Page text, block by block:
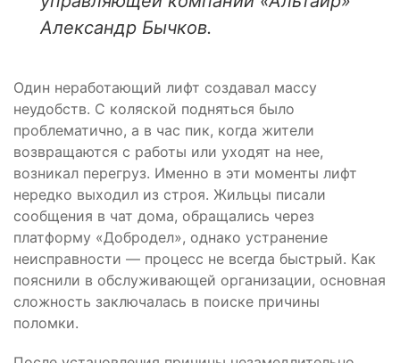
Александр Бычков.
Один неработающий лифт создавал массу
неудобств. С коляской подняться было
проблематично, а в час пик, когда жители
возвращаются с работы или уходят на нее,
возникал перегруз. Именно в эти моменты лифт
нередко выходил из строя. Жильцы писали
сообщения в чат дома, обращались через
платформу «Добродел», однако устранение
неисправности — процесс не всегда быстрый. Как
пояснили в обслуживающей организации, основная
сложность заключалась в поиске причины
поломки.